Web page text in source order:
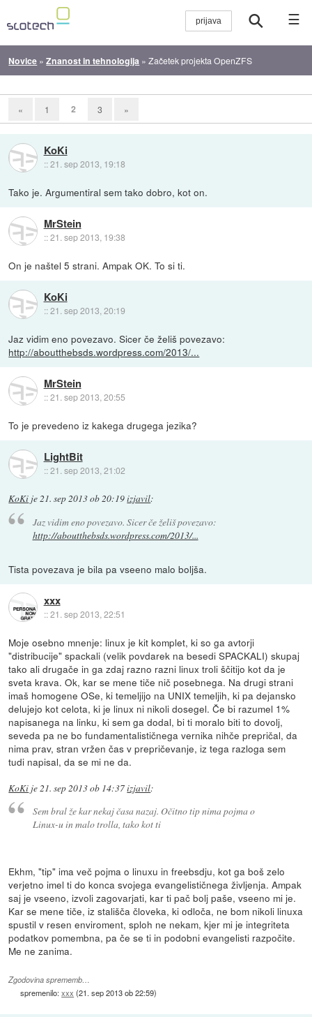
☰
Novice »Znanost in tehnologija »Začetek projekta OpenZFS
« 1 2 3 »
KoKi
::21. sep 2013, 19:18
Tako je. Argumentiral sem tako dobro, kot on.
MrStein
::21. sep 2013, 19:38
On je naštel 5 strani. Ampak OK. To si ti.
KoKi
::21. sep 2013, 20:19
Jaz vidim eno povezavo. Sicer če želiš povezavo:
http://aboutthebsds.wordpress.com/2013/...
MrStein
::21. sep 2013, 20:55
To je prevedeno iz kakega drugega jezika?
LightBit
::21. sep 2013, 21:02
KoKi je21. sep 2013 ob 20:19izjavil:
Jaz vidim eno povezavo. Sicer če želiš povezavo:
http://aboutthebsds.wordpress.com/2013/...
Tista povezava je bila pa vseeno malo boljša.
xxx
::21. sep 2013, 22:51
Moje osebno mnenje: linux je kit komplet, ki so ga avtorji
"distribucije" spackali (velik povdarek na besedi SPACKALI) skupaj
tako ali drugače in ga zdaj razno razni linux troli ščitijo kot da je
sveta krava. Ok, kar se mene tiče nič posebnega. Na drugi strani
imaš homogene OSe, ki temeljijo na UNIX temeljih, ki pa dejansko
delujejo kot celota, ki je linux ni nikoli dosegel. Če bi razumel 1%
napisanega na linku, ki sem ga dodal, bi ti moralo biti to dovolj,
seveda pa ne bo fundamentalističnega vernika nihče prepričal, da
nima prav, stran vržen čas v prepričevanje, iz tega razloga sem
tudi napisal, da se mi ne da.
KoKi je 21. sep 2013 ob 14:37izjavil:
Sem bral že kar nekaj časa nazaj. Očitno tip nima pojma o
Linux-u in malo trolla, tako kot ti
Ekhm, "tip" ima več pojma o linuxu in freebsdju, kot ga boš zelo
verjetno imel ti do konca svojega evangelističnega življenja. Ampak
saj je vseeno, izvoli zagovarjati, kar ti pač bolj paše, vseeno mi je.
Kar se mene tiče, iz stališča človeka, ki odloča, ne bom nikoli linuxa
spustil v resen enviroment, sploh ne nekam, kjer mi je integriteta
podatkov pomembna, pa če se ti in podobni evangelisti razpočite.
Me ne zanima.
Zgodovina sprememb…
spremenilo:xxx (21. sep 2013 ob 22:59)